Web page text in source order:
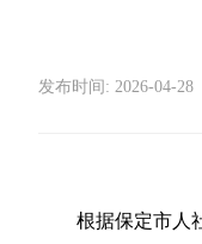
发布时间: 2026-04-28
根据保定市人